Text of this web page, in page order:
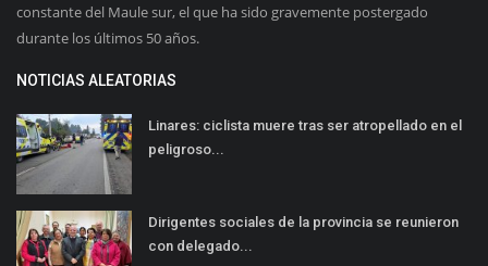
constante del Maule sur, el que ha sido gravemente postergado
durante los últimos 50 años.
NOTICIAS ALEATORIAS
Linares: ciclista muere tras ser atropellado en el
peligroso...
Dirigentes sociales de la provincia se reunieron
con delegado...